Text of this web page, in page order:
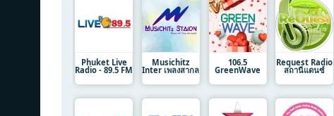
Phuket Live
Radio - 89.5 FM
Musichitz
Inter เพลงสากล
106.5
GreenWave
Request Radio
สถานีแดนซ์